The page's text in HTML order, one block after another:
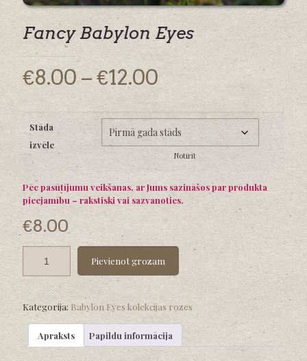
Fancy Babylon Eyes
€8.00–€12.00 Price
€8.00
through
€12.00
Stāda
izvēle
Notīrīt
Pēc pasūtījumu veikšanas, ar Jums sazināšos par produkta
pieejamību – rakstiski vai sazvanoties.
€8.00
Pievienot grozam
Kategorija: Babylon Eyes kolekcijas rozes
Apraksts Papildu informācija